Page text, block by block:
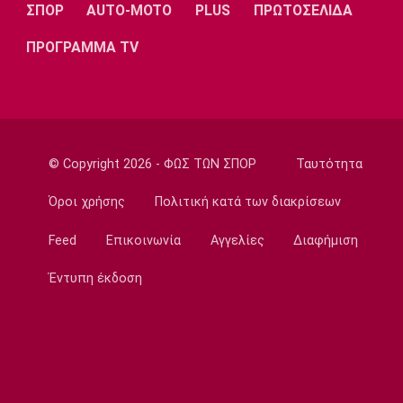
22:20
Super League 1
Κούβελος σε αδελφές Αλεξανδρή: «Μας
21:50
Super League 2
21:35
ΣΠΟΡ AUTO-MOTO PLUS ΠΡΩΤΟΣΕΛΙΔΑ
ΠΡΟΓΡΑΜΜΑ TV
© Copyright 2026 - ΦΩΣ ΤΩΝ ΣΠΟΡ Ταυτότητα
Όροι χρήσης Πολιτική κατά των διακρίσεων
Feed Επικοινωνία Αγγελίες Διαφήμιση
Έντυπη έκδοση